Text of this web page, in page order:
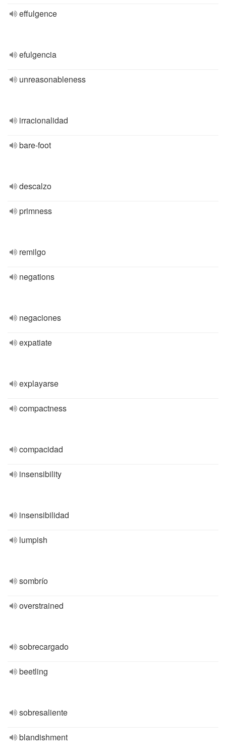
effulgence
efulgencia
unreasonableness
irracionalidad
bare-foot
descalzo
primness
remilgo
negations
negaciones
expatiate
explayarse
compactness
compacidad
insensibility
insensibilidad
lumpish
sombrío
overstrained
sobrecargado
beetling
sobresaliente
blandishment